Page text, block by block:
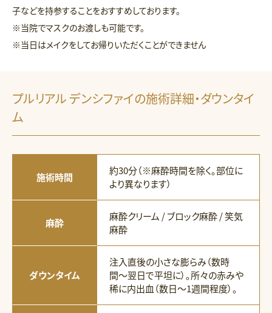
子などを持参することをおすすめしております。
※当院でマスクのお渡しも可能です。
※当日はメイクをしてお帰りいただくことができません
プルリアル デンシファイの施術詳細・ダウンタイ
ム
施術時間
約30分（※麻酔時間を除く。部位に
より異なります）
麻酔
麻酔クリーム / ブロック麻酔 / 笑気
麻酔
ダウンタイム
注入直後の小さな膨らみ（数時
間〜翌日で平坦に）。所々の赤みや
稀に内出血（数日〜1週間程度）。